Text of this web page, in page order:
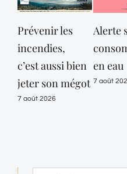
Prévenir les
incendies,
c’est aussi bien
jeter son mégot
7 août 2026
Alerte
en eau
7 août